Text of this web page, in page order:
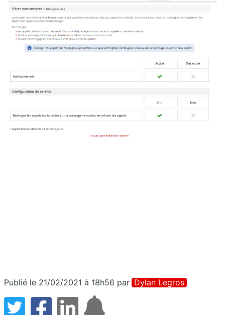
Publié le 21/02/2021 à 18h56 par Dylan Legros